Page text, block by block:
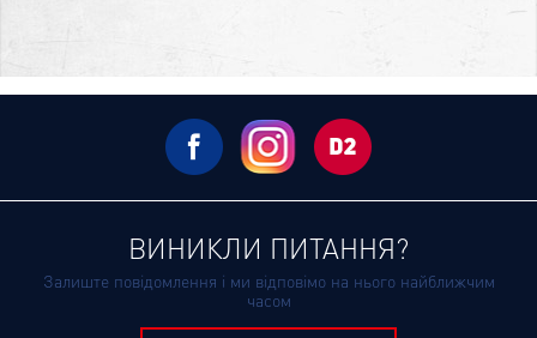
ВИНИКЛИ ПИТАННЯ?
Залиште повідомлення і ми відповімо на нього найближчим
часом